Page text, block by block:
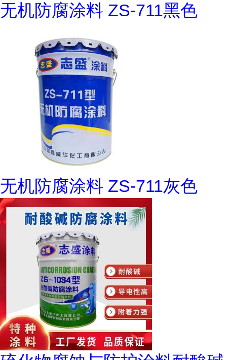
无机防腐涂料 ZS-711黑色
无机防腐涂料 ZS-711灰色